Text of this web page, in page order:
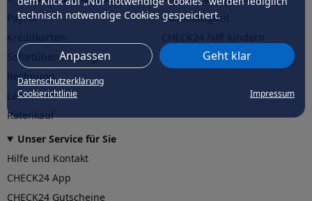
technisch notwendige Cookies gespeichert.
Anpassen Geht klar
Datenschutzerklärung
Cookierichtlinie
Impressum
PayPal
Sofortüberweisung
Rechnung
Lastschrift
Ratenkauf
Nachhaltigkeit
CHECK24hilftder Natur
Unser Service für Sie
Hilfe und Kontakt
CHECK24 App
CHECK24 Gutscheine